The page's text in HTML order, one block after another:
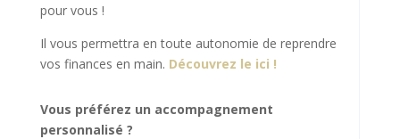
pour vous !
Il vous permettra en toute autonomie de reprendre
vos finances en main. Découvrez le ici !
Vous préférez un accompagnement
personnalisé ?